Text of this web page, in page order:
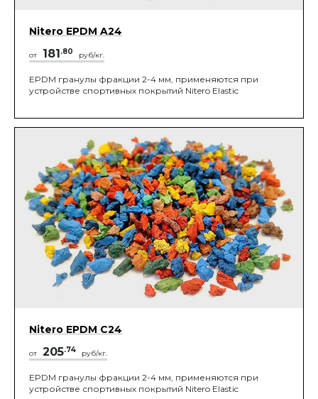
Nitero EPDM A24
от 181.80 руб/кг.
EPDM гранулы фракции 2-4 мм, применяются при
устройстве спортивных покрытий Nitero Elastic
Nitero EPDM C24
от 205.74 руб/кг.
EPDM гранулы фракции 2-4 мм, применяются при
устройстве спортивных покрытий Nitero Elastic